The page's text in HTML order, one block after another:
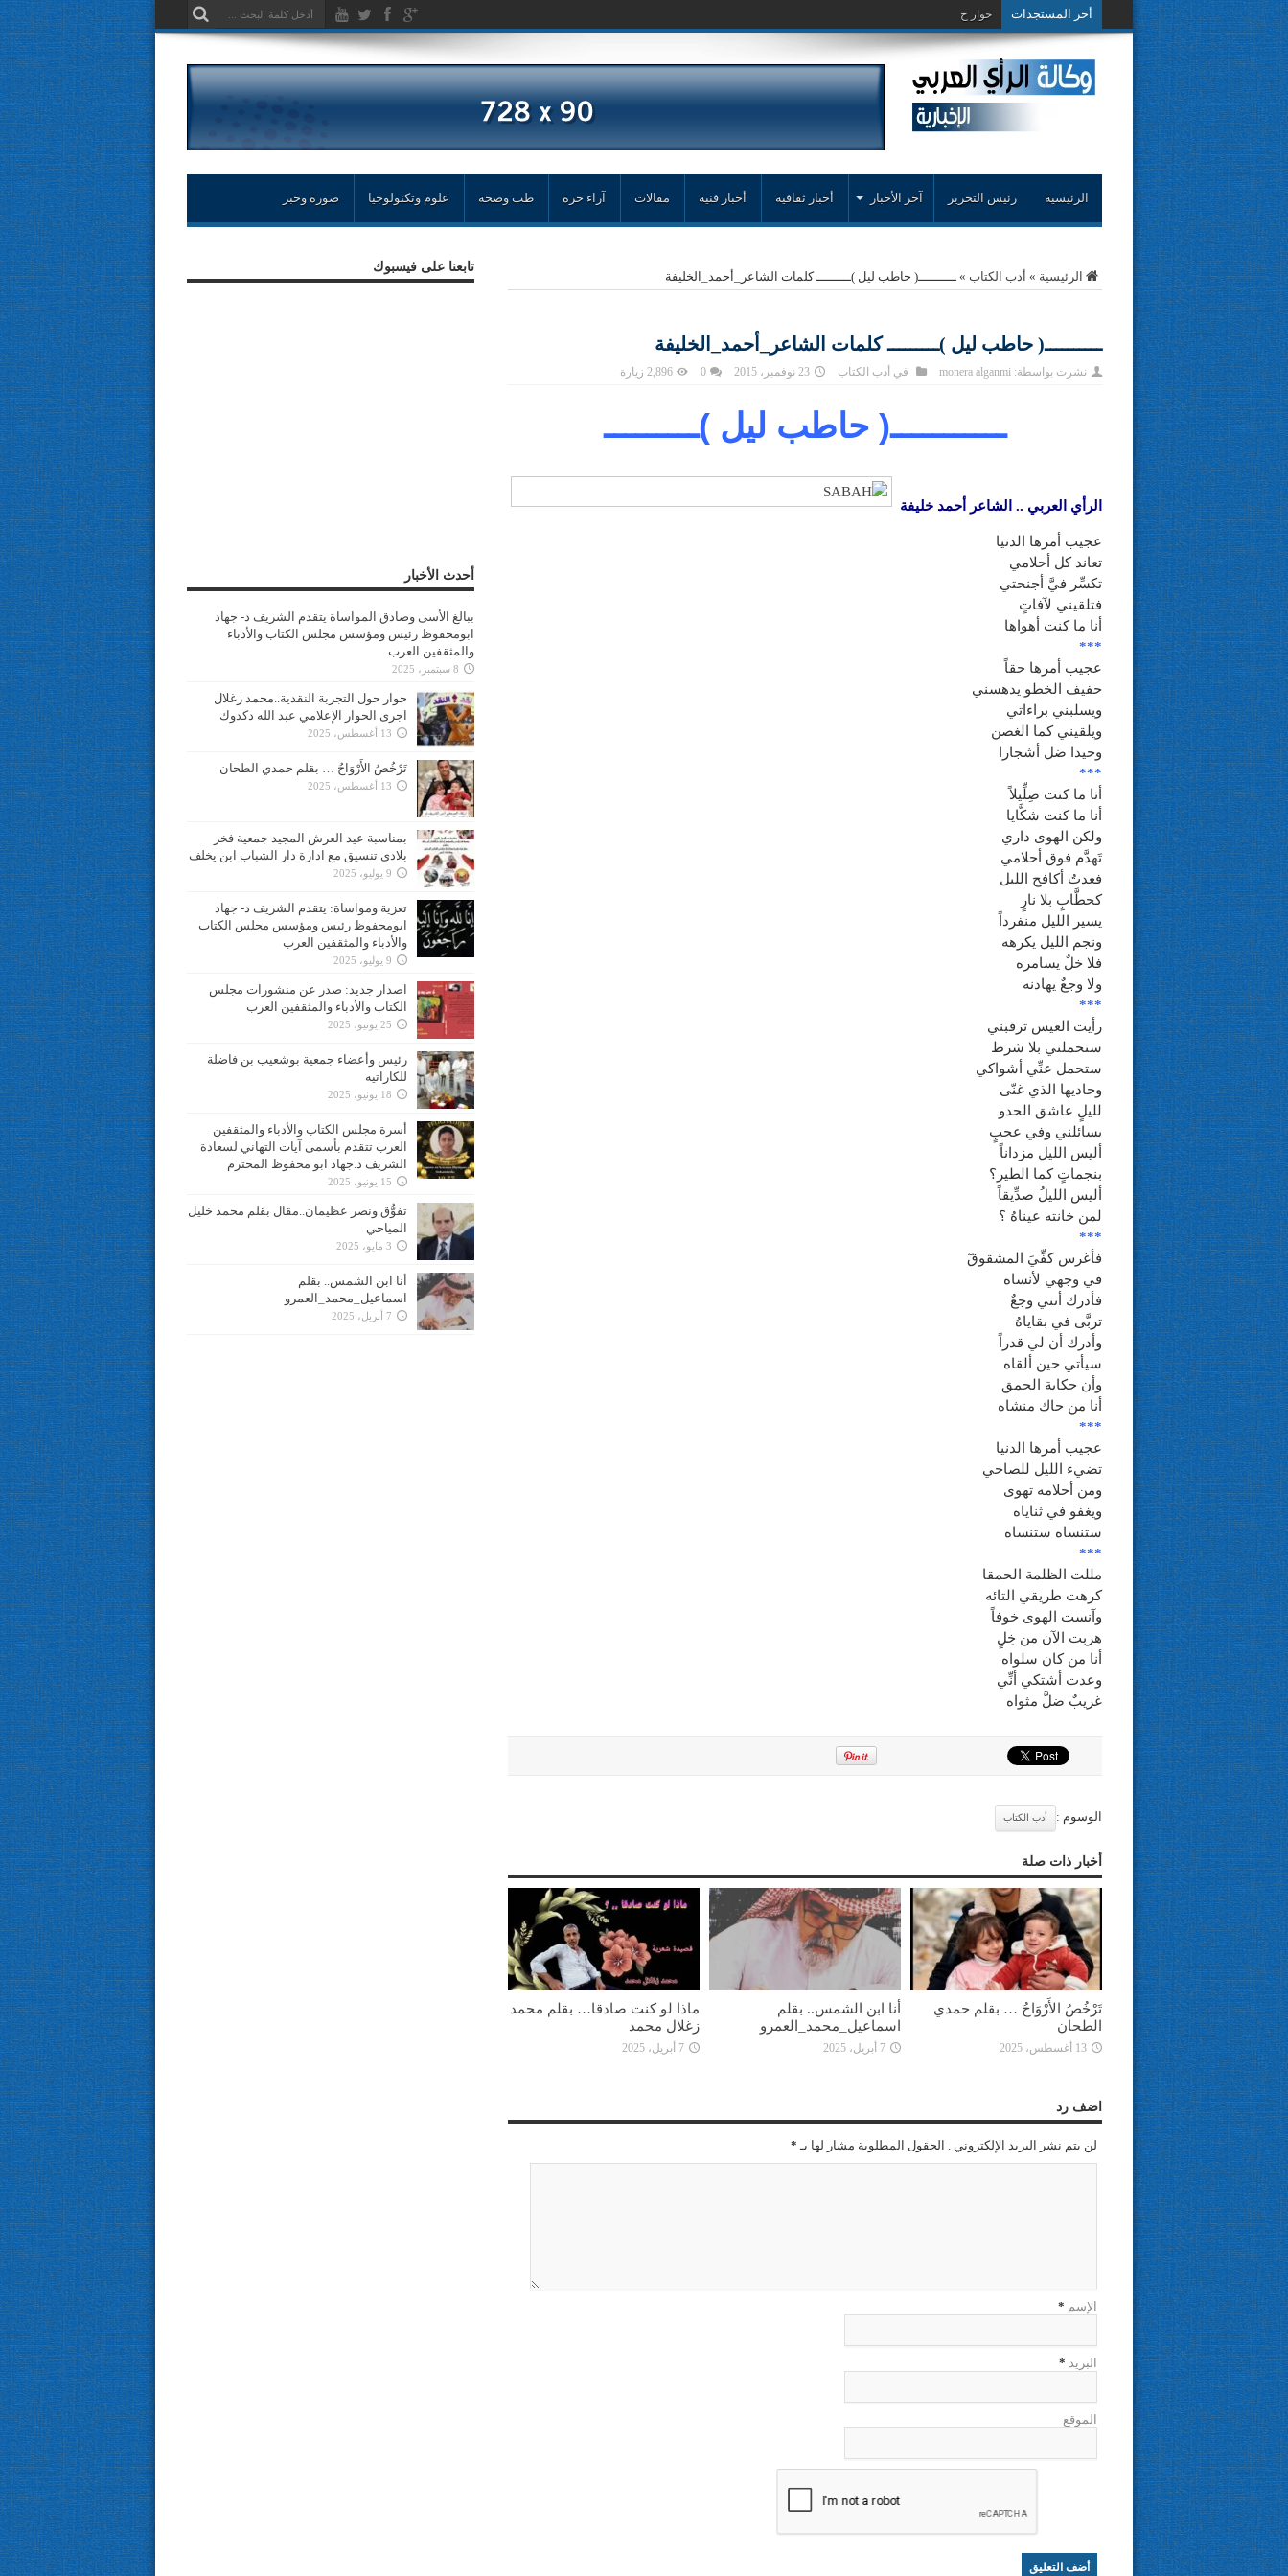
أخر المستجدات حوار حول التجربة ال
الرئيسية رئيس التحرير آخر الأخبار أخبار ثقافية أخبار فنية مقالات آراء حرة طب وصحة علوم وتكنولوجيا صورة وخبر
الرئيسية » أدب الكتاب »ــــــــــ( حاطب ليل )ـــــــــ كلمات ‏الشاعر_أحمد_الخليفة‬
ــــــــــ( حاطب ليل )ـــــــــ كلمات ‏الشاعر_أحمد_الخليفة‬
نشرت بواسطة:monera alganmi في أدب الكتاب 23 نوفمبر، 2015 0 2,896 زيارة
ـــــــــــ( حاطب ليل )ـــــــــ
الرأي العربي .. الشاعر أحمد خليفة
عجيب أمرها الدنيا
تعاند كل أحلامي
تكسِّر فيَّ أجنحتي
فتلقيني لآفاتٍ
أنا ما كنت أهواها
***
عجيب أمرها حقاً
حفيف الخطو يدهسني
ويسلبني براءاتي
ويلقيني كما الغصن
وحيدا ضل أشجارا
***
أنا ما كنت ضِلِّيلاً
أنا ما كنت شكَّايا
ولكن الهوى داري
تَهدَّم فوق أحلامي
فعدتُ أكافح الليل
كحطَّابٍ بلا نارٍ
يسير الليل منفرداً
ونجم الليل يكرهه
فلا خلٌ يسامره
ولا وجعٌ يهادنه
***
رأيت العيس ترقبني
ستحملني بلا شرط
ستحمل عنِّي أشواكي
وحاديها الذي غنّى
لليلٍ عاشق الحدو
يسائلني وفي عجبٍ
أليس الليل مزداناً
بنجماتٍ كما الطير؟
أليس الليلُ صدِّيقاً
لمن خانته عيناهُ ؟
***
فأغرس كفِّيَ المشقوقٓ
في وجهي لأنساه
فأدرك أنني وجعٌ
تربَّى في بقاياهُ
وأدرك أن لي قدراً
سيأتي حين ألقاه
وأن حكاية الحمق
أنا من حاك منشاه
***
عجيب أمرها الدنيا
تضيء الليل للصاحي
ومن أحلامه تهوى
ويغفو في ثناياه
ستنساه ستنساه
***
مللت الظلمة الحمقا
كرهت طريقي التائه
وآنست الهوى خوفاً
هربت الآن من خِلٍ
أنا من كان سلواه
وعدت أشتكي أنِّي
غريبٌ ضلَّ مثواه
الوسوم : أدب الكتاب
أخبار ذات صلة
تَرْخُصُ الأَرْوَاحُ … بقلم حمدي
الطحان
13 أغسطس، 2025
أنا ابن الشمس.. بقلم
اسماعيل_محمد_العمرو
7 أبريل، 2025
ماذا لو كنت صادقا… بقلم محمد
زغلال محمد
7 أبريل، 2025
اضف رد
لن يتم نشر البريد الإلكتروني . الحقول المطلوبة مشار لها بـ *
الإسم *
البريد *
الموقع
تابعنا على فيسبوك
أحدث الأخبار
ببالغ الأسى وصادق المواساة يتقدم الشريف د- جهاد
ابومحفوظ رئيس ومؤسس مجلس الكتاب والأدباء
والمثقفين العرب
8 سبتمبر، 2025
حوار حول التجربة النقدية..محمد زغلال
اجرى الحوار الإعلامي عبد الله دكدوك
13 أغسطس، 2025
تَرْخُصُ الأَرْوَاحُ … بقلم حمدي الطحان
13 أغسطس، 2025
بمناسبة عيد العرش المجيد جمعية فخر
بلادي تنسيق مع ادارة دار الشباب ابن يخلف
9 يوليو، 2025
تعزية ومواساة: يتقدم الشريف د- جهاد
ابومحفوظ رئيس ومؤسس مجلس الكتاب
والأدباء والمثقفين العرب
9 يوليو، 2025
اصدار جديد: صدر عن منشورات مجلس
الكتاب والأدباء والمثقفين العرب
25 يونيو، 2025
رئيس وأعضاء جمعية بوشعيب بن فاضلة
للكاراتيه
18 يونيو، 2025
أسرة مجلس الكتاب والأدباء والمثقفين
العرب تتقدم بأسمى آيات التهاني لسعادة
الشريف د.جهاد ابو محفوظ المحترم
15 يونيو، 2025
تفوُّق ونصر عظيمان..مقال بقلم محمد خليل
المياحي
3 مايو، 2025
أنا ابن الشمس.. بقلم
اسماعيل_محمد_العمرو
7 أبريل، 2025